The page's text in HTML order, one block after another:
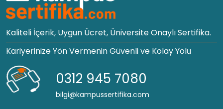
Kaliteli İçerik, Uygun Ücret, Üniversite Onaylı Sertifika.
Kariyerinize Yön Vermenin Güvenli ve Kolay Yolu
0312 945 7080
bilgi@kampussertifika.com